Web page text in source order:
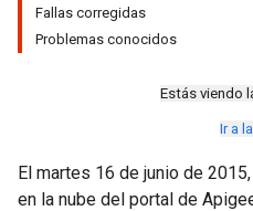
Fallas corregidas
Problemas conocidos
Estás viendo
Ir a
El martes 16 de junio de
en la nube del portal de